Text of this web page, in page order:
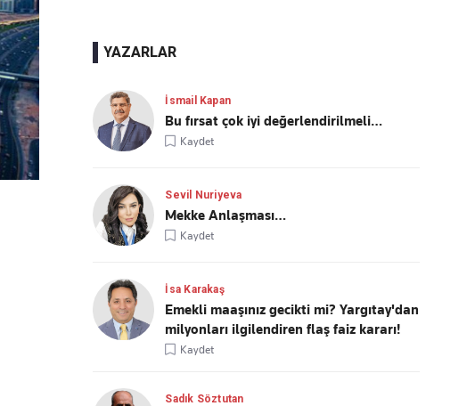
YAZARLAR
İsmail Kapan
Bu fırsat çok iyi değerlendirilmeli…
Kaydet
Sevil Nuriyeva
Mekke Anlaşması…
Kaydet
İsa Karakaş
Emekli maaşınız gecikti mi? Yargıtay'dan
milyonları ilgilendiren flaş faiz kararı!
Kaydet
Sadık Söztutan